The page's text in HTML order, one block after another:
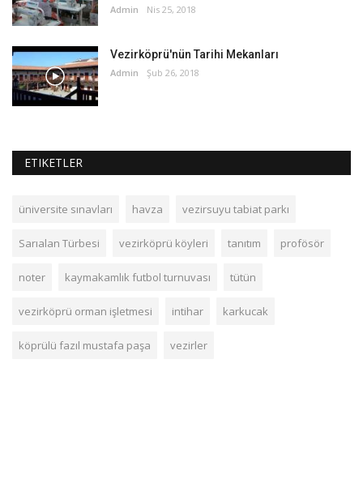
Admin Nis 25, 2018
Vezirköprü'nün Tarihi Mekanları
Admin Şub 26, 2018
ETIKETLER
üniversite sınavları havza vezirsuyu tabiat parkı
Sarıalan Türbesi vezirköprü köyleri tanıtım profösör
noter kaymakamlık futbol turnuvası tütün
vezirköprü orman işletmesi intihar karkucak
köprülü fazıl mustafa paşa vezirler